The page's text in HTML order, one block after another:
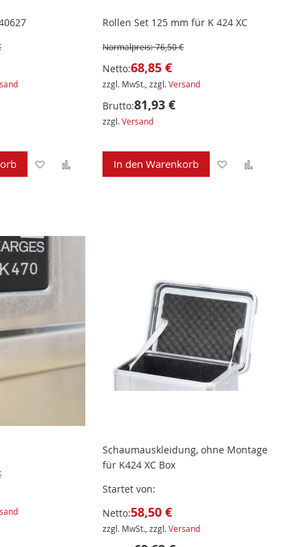
Zur
Rollen Set 125 mm für K 424 XC
Normalpreis: 76,50 €
Netto:68,85 €
zzgl. MwSt., zzgl.Versand
Brutto:81,93 €
zzgl.Versand
In den Warenkorb
Zur
Schaumauskleidung, ohne Montage
für K424 XC Box
Startet von
Netto:58,50 €
zzgl. MwSt., zzgl.Versand